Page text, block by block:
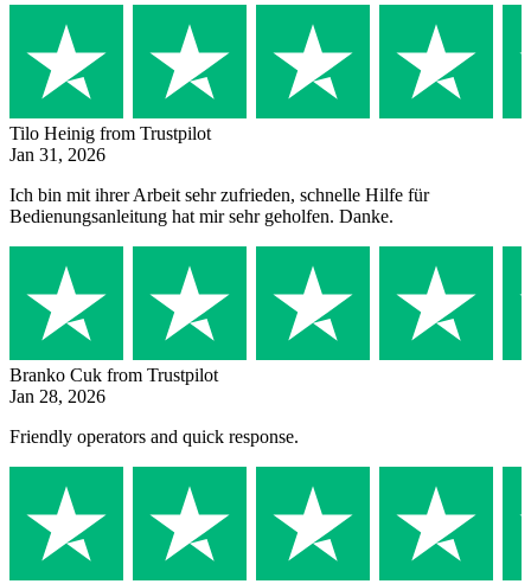
Tilo Heinig from Trustpilot
Jan 31, 2026
Ich bin mit ihrer Arbeit sehr zufrieden, schnelle Hilfe für
Bedienungsanleitung hat mir sehr geholfen. Danke.
Branko Cuk from Trustpilot
Jan 28, 2026
Friendly operators and quick response.